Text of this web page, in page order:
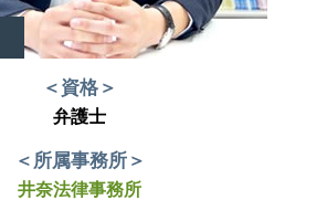
＜資格＞
弁護士
＜所属事務所＞
井奈法律事務所